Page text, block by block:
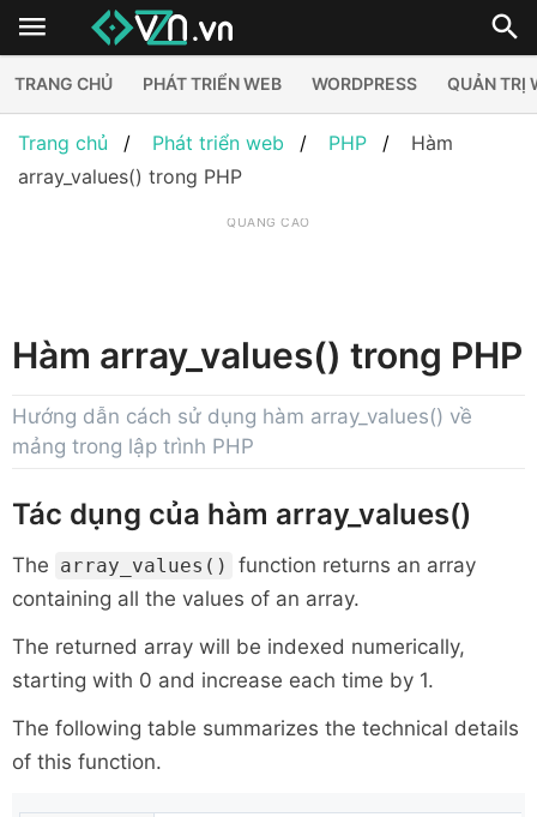
TRANG CHỦ PHÁT TRIỂN WEB WORDPRESS QUẢN TRỊ
Trang chủ Phát triển web PHP
Hàm
array_values() trong PHP
QUẢNG CÁO
Hàm array_values() trong PHP
Hướng dẫn cách sử dụng hàm array_values() về
mảng trong lập trình PHP
Tác dụng của hàm array_values()
The array_values()
function returns an array
containing all the values of an array.
The returned array will be indexed numerically,
starting with 0 and increase each time by 1.
The following table summarizes the technical details
of this function.